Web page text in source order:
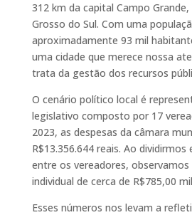
312 km da capital Campo
Grosso do Sul. Com uma
aproximadamente 93 mil
uma cidade que merece nossa
trata da gestão dos recursos
O cenário político local é
legislativo composto por 17
2023, as despesas da câmara
R$13.356.644 reais. Ao
entre os vereadores,
individual de cerca de R$785,00
Esses números nos levam a